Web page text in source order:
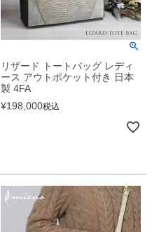
リザード トートバッグ レディ
ース アウトポケット付き 日本
製 4FA
¥198,000税込